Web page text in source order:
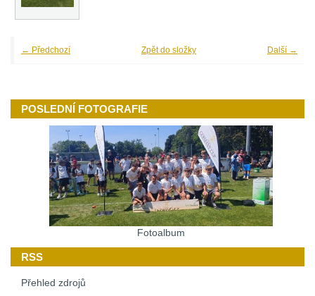
← Předchozí Další →
Zpět do složky
POSLEDNÍ FOTOGRAFIE
Fotoalbum
RSS
Přehled zdrojů